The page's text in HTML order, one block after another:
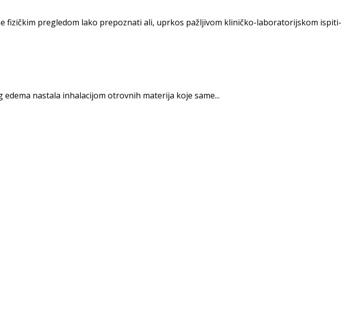
pregledom lako prepoznati ali, uprkos pažljivom kliničko-laboratorijskom ispiti­
nastala inhalacijom otrovnih materija koje same...